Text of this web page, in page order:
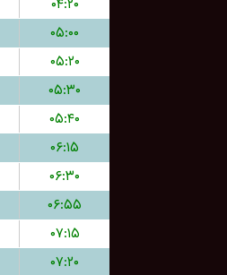
۰۴:۲۰
۰۵:۰۰
۰۵:۲۰
۰۵:۳۰
۰۵:۴۰
۰۶:۱۵
۰۶:۳۰
۰۶:۵۵
۰۷:۱۵
۰۷:۲۰